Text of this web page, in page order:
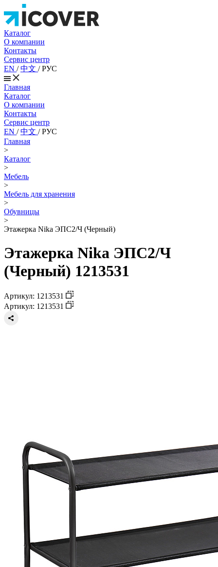
Каталог
О компании
Контакты
Сервис центр
EN /中文 /РУС
Главная
Каталог
О компании
Контакты
Сервис центр
EN /中文 /РУС
Главная
>
Каталог
>
Мебель
>
Мебель для хранения
>
Обувницы
>
Этажерка Nika ЭПС2/Ч (Черный)
Этажерка Nika ЭПС2/Ч
(Черный) 1213531
Артикул: 1213531
Артикул: 1213531